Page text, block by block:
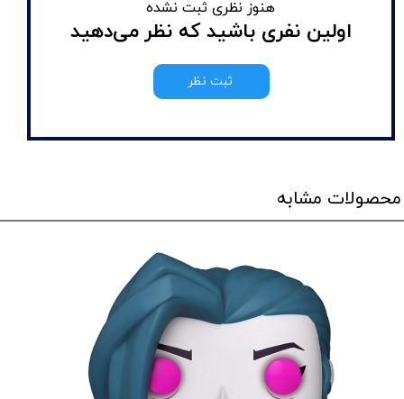
هنوز نظری ثبت نشده
اولین نفری باشید که نظر می‌دهید
ثبت نظر
محصولات مشابه